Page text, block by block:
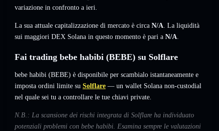
variazione in confronto a ieri.
La sua attuale capitalizzazione di mercato è circa N/A. La liquidità
sui maggiori DEX Solana in questo momento è pari a N/A.
Fai trading bebe habibi (BEBE) su Solflare
bebe habibi (BEBE) è disponibile per scambialo istantaneamente e
imposta ordini limite su Solflare — un wallet Solana non-custodial
nel quale sei tu a controllare le tue chiavi private.
N.B.: La scansione dei rischi integrata di Solflare ha individuato
potenziali problemi con bebe habibi. Esamina sempre le valutazioni